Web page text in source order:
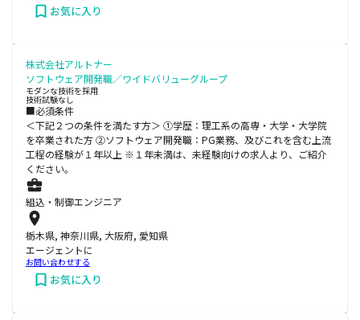
お気に入り
株式会社アルトナー
ソフトウェア開発職／ワイドバリューグループ
モダンな技術を採用
技術試験なし
■必須条件
＜下記２つの条件を満たす方＞ ①学歴：理工系の高専・大学・大学院
を卒業された方 ②ソフトウェア開発職：PG業務、及びこれを含む上流
工程の経験が１年以上 ※１年未満は、未経験向けの求人より、ご紹介
ください。
組込・制御エンジニア
栃木県, 神奈川県, 大阪府, 愛知県
エージェントに
お問い合わせする
お気に入り